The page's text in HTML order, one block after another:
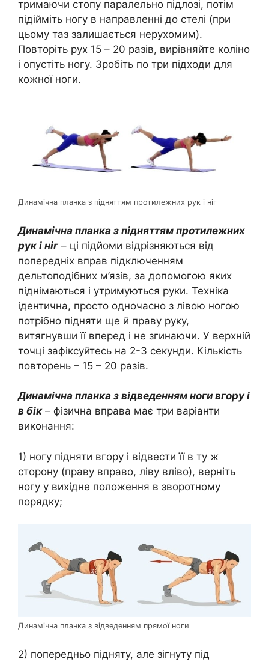
тримаючи стопу паралельно підлозі, потім
підійміть ногу в направленні до стелі (при
цьому таз залишається нерухомим).
Повторіть рух 15 – 20 разів, вирівняйте коліно
і опустіть ногу. Зробіть по три підходи для
кожної ноги.
Динамічна планка з підняттям протилежних рук і ніг
Динамічна планка з підняттям протилежних
рук і ніг – ці підйоми відрізняються від
попередніх вправ підключенням
дельтоподібних м’язів, за допомогою яких
піднімаються і утримуються руки. Техніка
ідентична, просто одночасно з лівою ногою
потрібно підняти ще й праву руку,
витягнувши її вперед і не згинаючи. У верхній
точці зафіксуйтесь на 2-3 секунди. Кількість
повторень – 15 – 20 разів.
Динамічна планка з відведенням ноги вгору і
в бік– фізична вправа має три варіанти
виконання:
1) ногу підняти вгору і відвести її в ту ж
сторону (праву вправо, ліву вліво), верніть
ногу у вихідне положення в зворотному
порядку;
Динамічна планка з відведенням прямої ноги
2) попередньо підняту, але зігнуту під